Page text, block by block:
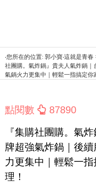
‧您所在的位置: 郭小寶‧這就是青
社團購。氣炸鍋』貴夫人氣炸鍋
氣鍋火力更集中｜輕鬆一指搞定你
點閱數 87890
『集購社團購。氣
牌超強氣炸鍋｜後
力更集中｜輕鬆一
理！